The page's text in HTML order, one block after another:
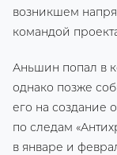
возникшем
командой
Аньшин попал в
однако позже
его на создание
по следам
в январе и